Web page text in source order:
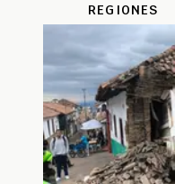
REGIONES